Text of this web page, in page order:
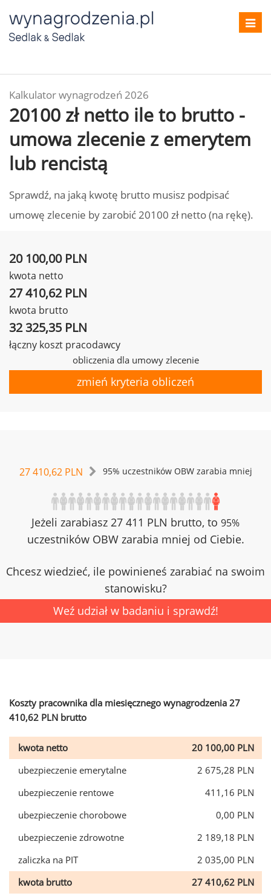
Kalkulator wynagrodzeń 2026
20100 zł netto ile to brutto -
umowa zlecenie z emerytem
lub rencistą
Sprawdź, na jaką kwotę brutto musisz podpisać
umowę zlecenie by zarobić 20100 zł netto (na rękę).
20 100,00 PLN
kwota netto
27 410,62 PLN
kwota brutto
32 325,35 PLN
łączny koszt pracodawcy
obliczenia dla umowy zlecenie
zmień kryteria obliczeń
27 410,62 PLN 95% uczestników OBW zarabia mniej
Jeżeli zarabiasz 27 411 PLN brutto, to 95%
uczestników OBW zarabia mniej od Ciebie.
Chcesz wiedzieć, ile powinieneś zarabiać na swoim
stanowisku?
Weź udział w badaniu i sprawdź!
Koszty pracownika dla miesięcznego wynagrodzenia 27
410,62 PLN brutto
kwota netto
20 100,00 PLN
ubezpieczenie emerytalne
2 675,28 PLN
ubezpieczenie rentowe
411,16 PLN
ubezpieczenie chorobowe
0,00 PLN
ubezpieczenie zdrowotne
2 189,18 PLN
zaliczka na PIT
2 035,00 PLN
kwota brutto
27 410,62 PLN